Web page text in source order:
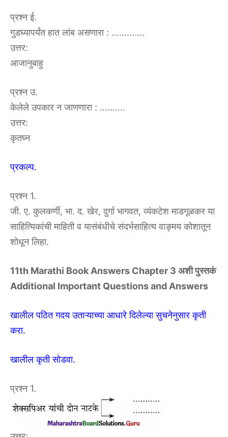
प्रश्न ई.
गुडघ्यापर्यंत हात लांब असणारा : ………….
उत्तर:
आजानुबाहु
प्रश्न उ.
केलेले उपकार न जाणणारा : ……….
उत्तर:
कृतघ्न
प्रकल्प.
प्रश्न 1.
जी. ए. कुलकर्णी, भा. द. खेर, दुर्गा भागवत, व्यंकटेश माडगूळकर या
साहित्यिकांची माहिती व यासंबंधीचे संदर्भसाहित्य वाङ्मय कोशातून
शोधून लिहा.
11th Marathi Book Answers Chapter 3 अशी पुस्तकं
Additional Important Questions and Answers
खालील पठित गदय उताऱ्याच्या आधारे दिलेल्या सुचनेनुसार कृती
करा.
खालील कृती सोडवा.
प्रश्न 1.